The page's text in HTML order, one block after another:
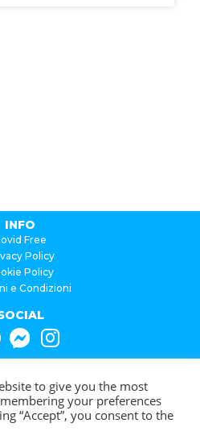
o per assistenza,
Whatsapp!
INFO
Free
Policy
Policy
e Condizioni
Russo
to give you the most
your preferences
“Accept”, you consent to the